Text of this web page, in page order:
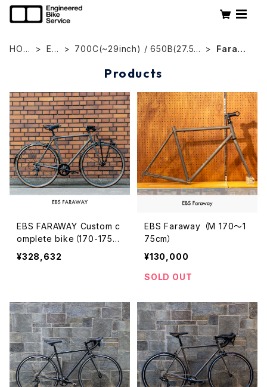
HOM
EB
700C(~29inch) / 650B(27.5in
Farawa
Products
EBS FARAWAY Custom c
omplete bike（170-175c
m）
¥328,632
EBS Faraway （M 170〜1
75cm）
¥130,000
SOLD OUT